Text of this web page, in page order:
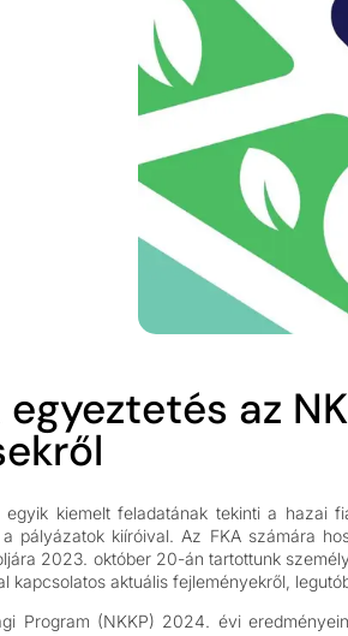
egyeztetés az
egyik kiemelt feladatának tekinti a hazai
pályázatok kiíróival. Az FKA számára
2023. október 20-án tartottunk
kapcsolatos aktuális fejleményekről,
Program (NKKP) 2024. évi